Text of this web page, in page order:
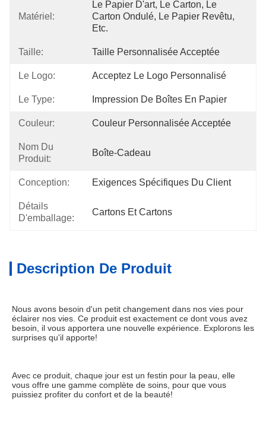
Matériel:
Le Papier D'art, Le Carton, Le
Carton Ondulé, Le Papier Revêtu,
Etc.
Taille: Taille Personnalisée Acceptée
Le Logo: Acceptez Le Logo Personnalisé
Le Type: Impression De Boîtes En Papier
Couleur: Couleur Personnalisée Acceptée
Nom Du
Produit:
Boîte-Cadeau
Conception: Exigences Spécifiques Du Client
Détails
D'emballage:
Cartons Et Cartons
Description De Produit
Nous avons besoin d'un petit changement dans nos vies pour
éclairer nos vies. Ce produit est exactement ce dont vous avez
besoin, il vous apportera une nouvelle expérience. Explorons les
surprises qu'il apporte!
Avec ce produit, chaque jour est un festin pour la peau, elle
vous offre une gamme complète de soins, pour que vous
puissiez profiter du confort et de la beauté!